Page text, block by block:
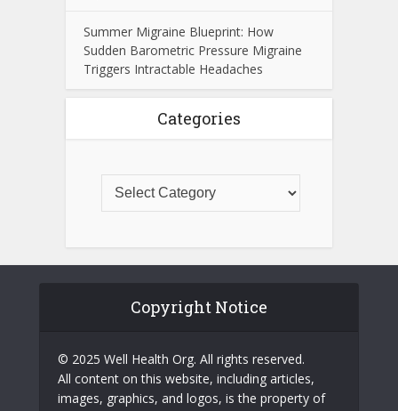
Summer Migraine Blueprint: How
Sudden Barometric Pressure Migraine
Triggers Intractable Headaches
Categories
Copyright Notice
© 2025 Well Health Org. All rights reserved.
All content on this website, including articles,
images, graphics, and logos, is the property of